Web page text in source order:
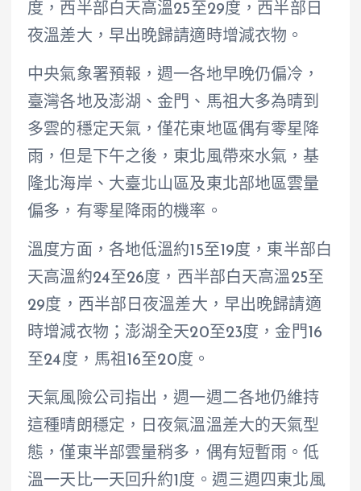
度，西半部白天高溫25至29度，西半部日
夜溫差大，早出晚歸請適時增減衣物。
中央氣象署預報，週一各地早晚仍偏冷，
臺灣各地及澎湖、金門、馬祖大多為晴到
多雲的穩定天氣，僅花東地區偶有零星降
雨，但是下午之後，東北風帶來水氣，基
隆北海岸、大臺北山區及東北部地區雲量
偏多，有零星降雨的機率。
溫度方面，各地低溫約15至19度，東半部白
天高溫約24至26度，西半部白天高溫25至
29度，西半部日夜溫差大，早出晚歸請適
時增減衣物；澎湖全天20至23度，金門16
至24度，馬祖16至20度。
天氣風險公司指出，週一週二各地仍維持
這種晴朗穩定，日夜氣溫溫差大的天氣型
態，僅東半部雲量稍多，偶有短暫雨。低
溫一天比一天回升約1度。週三週四東北風